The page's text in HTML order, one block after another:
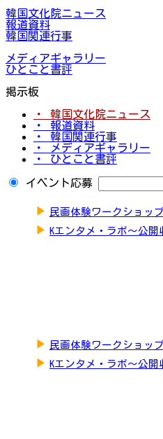
韓国文化院ニュース
報道資料
韓国関連行事
メディアギャラリー
ひとこと書評
掲示板
・ 韓国文化院ニュース
・ 報道資料
・ 韓国関連行事
・ メディアギャラリー
・ ひとこと書評
イベント応募
▶ 民画体験ワークショッ
▶ Kエンタメ・ラボ～公
▶ 民画体験ワークショッ
▶ Kエンタメ・ラボ～公